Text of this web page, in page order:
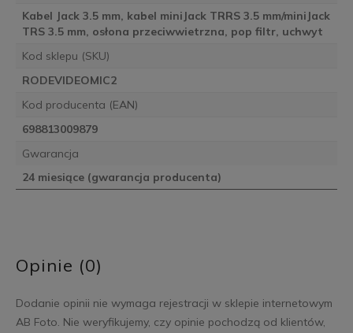
Kabel Jack 3.5 mm, kabel miniJack TRRS 3.5 mm/miniJack
TRS 3.5 mm, osłona przeciwwietrzna, pop filtr, uchwyt
Kod sklepu (SKU)
RODEVIDEOMIC2
Kod producenta (EAN)
698813009879
Gwarancja
24 miesiące (gwarancja producenta)
Opinie (0)
Dodanie opinii nie wymaga rejestracji w sklepie internetowym
AB Foto. Nie weryfikujemy, czy opinie pochodzą od klientów,